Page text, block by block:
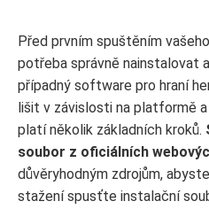
Před prvním spuštěním
potřeba správně nainstalovat
případný software pro hraní
lišit v závislosti na platformě
platí několik základních kroků.
soubor z oficiálních
důvěryhodným zdrojům,
stažení spusťte instalační